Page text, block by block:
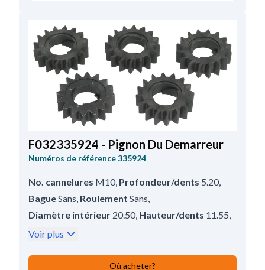
F032335924 - Pignon Du Demarreur
Numéros de référence335924
No. cannelures M10, Profondeur/dents 5.20,
BagueSans, Roulement Sans,
Diamètre intérieur 20.50, Hauteur/dents 11.55,
Diamètre extérieur
Voir plus
Où acheter?